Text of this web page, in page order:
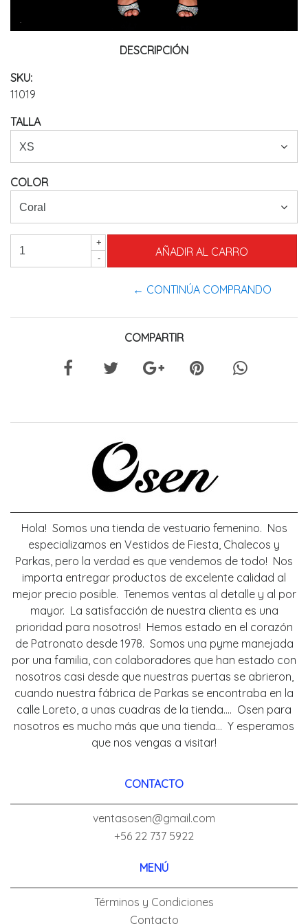
DESCRIPCIÓN
SKU:
11019
TALLA
COLOR
+
-
← CONTINÚA COMPRANDO
COMPARTIR
Hola! Somos una tienda de vestuario femenino. Nos
especializamos en Vestidos de Fiesta, Chalecos y
Parkas, pero la verdad es que vendemos de todo! Nos
importa entregar productos de excelente calidad al
mejor precio posible. Tenemos ventas al detalle y al por
mayor. La satisfacción de nuestra clienta es una
prioridad para nosotros! Hemos estado en el corazón
de Patronato desde 1978. Somos una pyme manejada
por una familia, con colaboradores que han estado con
nosotros casi desde que nuestras puertas se abrieron,
cuando nuestra fábrica de Parkas se encontraba en la
calle Loreto, a unas cuadras de la tienda.... Osen para
nosotros es mucho más que una tienda... Y esperamos
que nos vengas a visitar!
CONTACTO
ventasosen@gmail.com
+56 22 737 5922
MENÚ
Términos y Condiciones
Contacto